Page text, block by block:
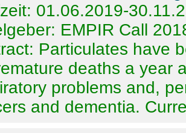
01.06.2019-
EMPIR Call
Particulates have
deaths a year
problems and,
and dementia.